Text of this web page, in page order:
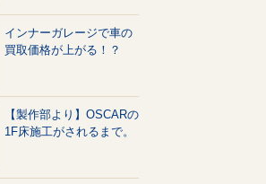
インナーガレージで車の
買取価格が上がる！？
【製作部より】OSCARの
1F床施工がされるまで。